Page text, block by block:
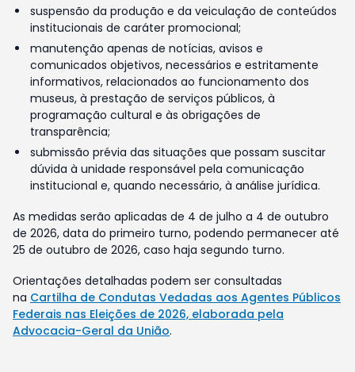
suspensão da produção e da veiculação de conteúdos
institucionais de caráter promocional;
manutenção apenas de notícias, avisos e
comunicados objetivos, necessários e estritamente
informativos, relacionados ao funcionamento dos
museus, à prestação de serviços públicos, à
programação cultural e às obrigações de
transparência;
submissão prévia das situações que possam suscitar
dúvida à unidade responsável pela comunicação
institucional e, quando necessário, à análise jurídica.
As medidas serão aplicadas de 4 de julho a 4 de outubro
de 2026, data do primeiro turno, podendo permanecer até
25 de outubro de 2026, caso haja segundo turno.
Orientações detalhadas podem ser consultadas
na Cartilha de Condutas Vedadas aos Agentes Públicos
Federais nas Eleições de 2026, elaborada pela
Advocacia-Geral da União.